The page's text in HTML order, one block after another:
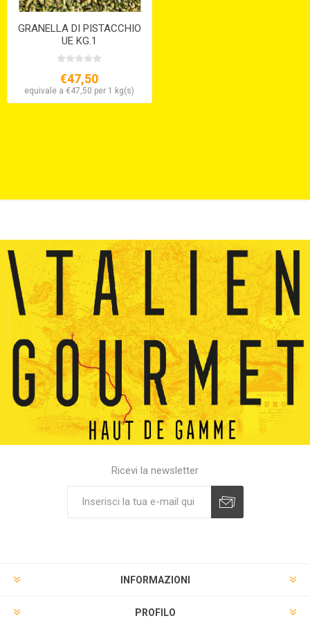
GRANELLA DI PISTACCHIO
UE KG.1
€47,50
equivale a €47,50 per 1 kg(s)
Ricevi la newsletter
INFORMAZIONI
PROFILO